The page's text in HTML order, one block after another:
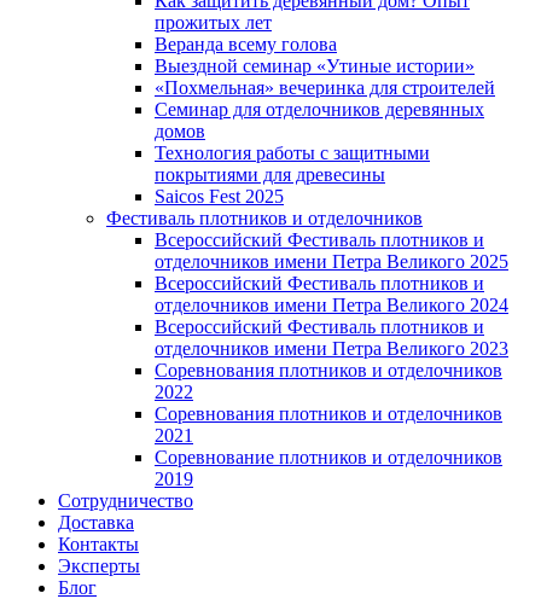
прожитых лет
Веранда всему голова
Выездной семинар «Утиные истории»
«Похмельная» вечеринка для строителей
Семинар для отделочников деревянных
домов
Технология работы с защитными
покрытиями для древесины
Saicos Fest 2025
Фестиваль плотников и отделочников
Всероссийский Фестиваль плотников и
отделочников имени Петра Великого 2025
Всероссийский Фестиваль плотников и
отделочников имени Петра Великого 2024
Всероссийский Фестиваль плотников и
отделочников имени Петра Великого 2023
Соревнования плотников и отделочников
2022
Соревнования плотников и отделочников
2021
Соревнование плотников и отделочников
2019
Сотрудничество
Доставка
Контакты
Эксперты
Блог